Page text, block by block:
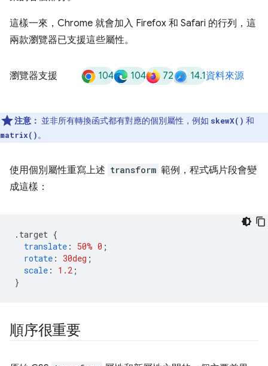
這樣一來，Chrome 就會加入 Firefox 和 Safari 的行列，這
兩款瀏覽器已支援這些屬性。
瀏覽器支援 104 104 72 14.1資料來源
注意： 並非所有轉換函式都有對應的個別屬性，例如 skewX() 和
matrix()。
使用個別屬性重寫上述 transform 範例，程式碼片段會變
成這樣：
. target {
translate : 50% 0 ;
rotate : 30deg ;
scale : 1.2 ;
}
順序很重要